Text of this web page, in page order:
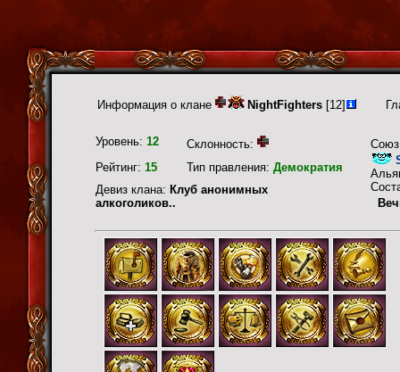
Информация о клане NightFighters [12]
Уровень: 12 Склонность:
Рейтинг: 15 Тип правления: Демократия
Девиз клана: Клуб анонимных
алкоголиков..